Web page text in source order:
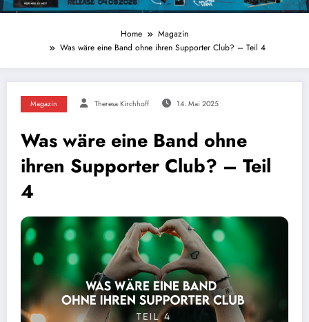
Home
Magazin
Was wäre eine Band ohne ihren Supporter Club? – Teil 4
Magazin Theresa Kirchhoff 14. Mai 2025
Was wäre eine Band ohne
ihren Supporter Club? – Teil
4